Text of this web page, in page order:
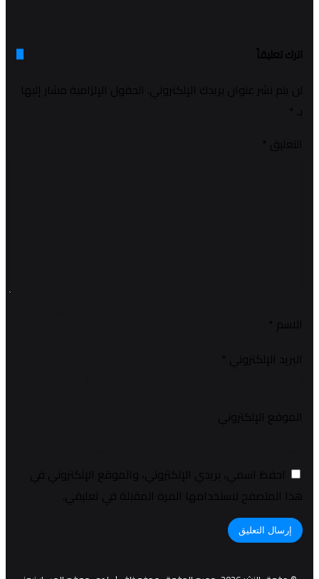
اترك تعليقاً
لن يتم نشر عنوان بريدك الإلكتروني. الحقول الإلزامية مشار إليها
بـ*
التعليق *
الاسم *
البريد الإلكتروني *
الموقع الإلكتروني
احفظ اسمي، بريدي الإلكتروني، والموقع الإلكتروني في
هذا المتصفح لاستخدامها المرة المقبلة في تعليقي.